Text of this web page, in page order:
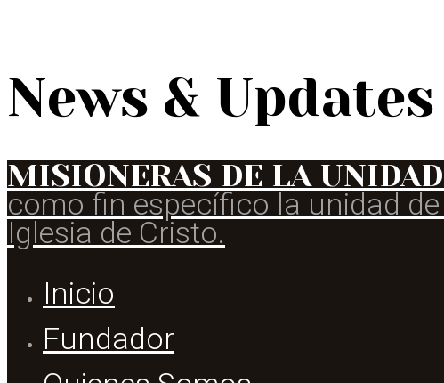
News & Updates
MISIONERAS DE LA UNIDAD
como fin específico la unidad
Iglesia de Cristo.
Inicio
Fundador